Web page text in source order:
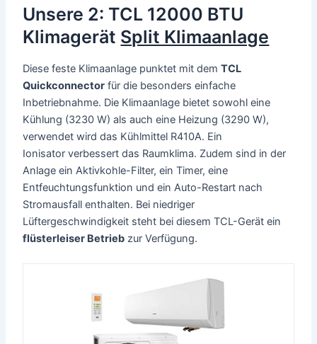
Unsere 2: TCL 12000 BTU
Klimagerät Split Klimaanlage
Diese feste Klimaanlage punktet mit demTCL
Quickconnector für die besonders einfache
Inbetriebnahme. Die Klimaanlage bietet sowohl eine
Kühlung (3230 W) als auch eine Heizung (3290 W),
verwendet wird das Kühlmittel R410A. Ein
Ionisator verbessert das Raumklima. Zudem sind in der
Anlage ein Aktivkohle-Filter, ein Timer, eine
Entfeuchtungsfunktion und ein Auto-Restart nach
Stromausfall enthalten. Bei niedriger
Lüftergeschwindigkeit steht bei diesem TCL-Gerät ein
flüsterleiser Betrieb zur Verfügung.